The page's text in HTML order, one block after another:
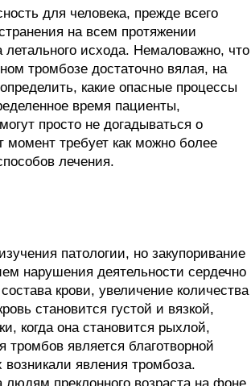
для человека, прежде всего
на всем протяжении
исхода. Немаловажно, что
тромбозе достаточно вялая, на
какие опасные процессы
время пациенты,
просто не догадываться о
требует как можно более
лечения.
патологии, но закупоривание
нарушения деятельности сердечно
крови, увеличение количества
становится густой и вязкой,
когда она становится рыхлой,
тромбов является благотворной
явления тромбоза.